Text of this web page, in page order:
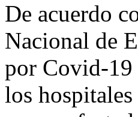
De acuerdo
Nacional de
por Covid-19
los